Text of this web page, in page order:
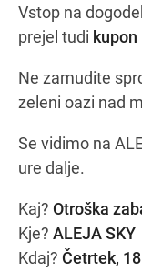
Vstop na
prejel tudi
Ne zamudite
zeleni oazi nad
Se vidimo na
ure dalje.
Kaj? Otroška
Kje? ALEJA SKY
Kdaj? Četrtek,